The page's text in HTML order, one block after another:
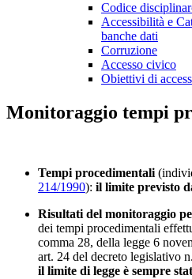
Codice
Accessibilità e
banche dati
Corruzione
Accesso civico
Obiettivi di
Monitoraggio tempi
Tempi procedimentali
214/1990): il limite previsto
Risultati del monitoraggio
dei tempi procedimentali
comma 28, della legge 6
art. 24 del decreto legislativo
il limite di legge è sempre